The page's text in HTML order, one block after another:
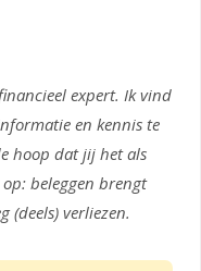
expert. Ik vind
en kennis te
hoop dat jij het als
beleggen brengt
(deels) verliezen.